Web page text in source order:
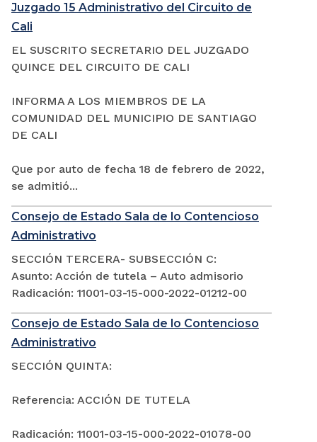
Juzgado 15 Administrativo del Circuito de
Cali
EL SUSCRITO SECRETARIO DEL JUZGADO
QUINCE DEL CIRCUITO DE CALI
INFORMA A LOS MIEMBROS DE LA
COMUNIDAD DEL MUNICIPIO DE SANTIAGO
DE CALI
Que por auto de fecha 18 de febrero de 2022,
se admitió...
Consejo de Estado Sala de lo Contencioso
Administrativo
SECCIÓN TERCERA- SUBSECCIÓN C:
Asunto: Acción de tutela – Auto admisorio
Radicación: 11001-03-15-000-2022-01212-00
Consejo de Estado Sala de lo Contencioso
Administrativo
SECCIÓN QUINTA:
Referencia: ACCIÓN DE TUTELA
Radicación: 11001-03-15-000-2022-01078-00